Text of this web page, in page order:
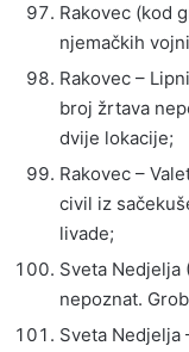
Rakovec (kod
njemačkih
Rakovec –
broj žrtava
dvije lokacije;
Rakovec –
civil iz
livade;
Sveta Nedjelja
nepoznat.
Sveta Nedjelja